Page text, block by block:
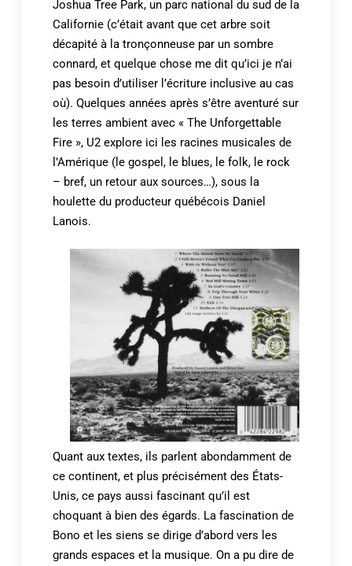
Joshua Tree Park, un parc national du sud de la
Californie (c’était avant que cet arbre soit
décapité à la tronçonneuse par un sombre
connard, et quelque chose me dit qu’ici je n’ai
pas besoin d’utiliser l’écriture inclusive au cas
où). Quelques années après s’être aventuré sur
les terres ambient avec « The Unforgettable
Fire », U2 explore ici les racines musicales de
l’Amérique (le gospel, le blues, le folk, le rock
– bref, un retour aux sources…), sous la
houlette du producteur québécois Daniel
Lanois.
Quant aux textes, ils parlent abondamment de
ce continent, et plus précisément des États-
Unis, ce pays aussi fascinant qu’il est
choquant à bien des égards. La fascination de
Bono et les siens se dirige d’abord vers les
grands espaces et la musique. On a pu dire de